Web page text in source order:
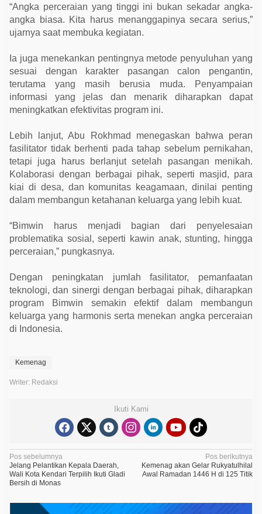
“Angka perceraian yang tinggi ini bukan sekadar angka-
angka biasa. Kita harus menanggapinya secara serius,”
ujarnya saat membuka kegiatan.
Ia juga menekankan pentingnya metode penyuluhan yang
sesuai dengan karakter pasangan calon pengantin,
terutama yang masih berusia muda. Penyampaian
informasi yang jelas dan menarik diharapkan dapat
meningkatkan efektivitas program ini.
Lebih lanjut, Abu Rokhmad menegaskan bahwa peran
fasilitator tidak berhenti pada tahap sebelum pernikahan,
tetapi juga harus berlanjut setelah pasangan menikah.
Kolaborasi dengan berbagai pihak, seperti masjid, para
kiai di desa, dan komunitas keagamaan, dinilai penting
dalam membangun ketahanan keluarga yang lebih kuat.
“Bimwin harus menjadi bagian dari penyelesaian
problematika sosial, seperti kawin anak, stunting, hingga
perceraian,” pungkasnya.
Dengan peningkatan jumlah fasilitator, pemanfaatan
teknologi, dan sinergi dengan berbagai pihak, diharapkan
program Bimwin semakin efektif dalam membangun
keluarga yang harmonis serta menekan angka perceraian
di Indonesia.
Kemenag
Writer: Redaksi
Ikuti Kami
N
a
v
i
Pos sebelumnya
Jelang Pelantikan Kepala Daerah,
Wali Kota Kendari Terpilih Ikuti Gladi
Bersih di Monas
Pos berikutnya
Kemenag akan Gelar Rukyatulhilal
Awal Ramadan 1446 H di 125 Titik